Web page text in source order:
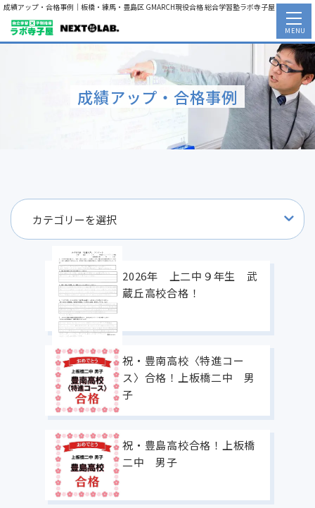
成績アップ・合格事例｜板橋・練馬・豊島区 GMARCH現役合格 総合学習塾ラボ寺子屋
MENU
成績アップ・合格事例
2026年 上二中９年生 武
蔵丘高校合格！
祝・豊南高校〈特進コー
ス〉合格！上板橋二中 男
子
祝・豊島高校合格！上板橋
二中 男子